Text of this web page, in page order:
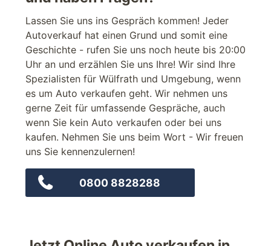
Lassen Sie uns ins Gespräch kommen! Jeder
Autoverkauf hat einen Grund und somit eine
Geschichte - rufen Sie uns noch heute bis 20:00
Uhr an und erzählen Sie uns Ihre! Wir sind Ihre
Spezialisten für Wülfrath und Umgebung, wenn
es um Auto verkaufen geht. Wir nehmen uns
gerne Zeit für umfassende Gespräche, auch
wenn Sie kein Auto verkaufen oder bei uns
kaufen. Nehmen Sie uns beim Wort - Wir freuen
uns Sie kennenzulernen!
0800 8828288